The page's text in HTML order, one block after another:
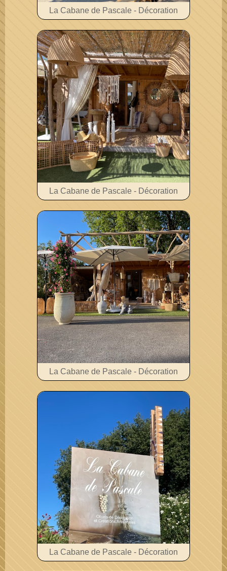
La Cabane de Pascale - Décoration
La Cabane de Pascale - Décoration
La Cabane de Pascale - Décoration
La Cabane de Pascale - Décoration